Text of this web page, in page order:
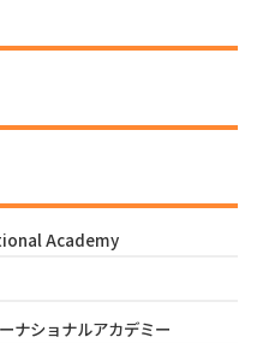
やIELTSといった試験
のジュニアを対象とした
パルタは追加費用が必要
料で参加できたり、平日
能です。
ふれる学校施設です。
あり、比較的便利な立地
Academy
ナショナルアカデミー